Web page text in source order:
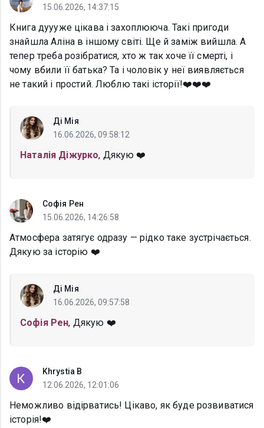
15.06.2026, 14:37:15
Книга дуууже цікава і захоплююча. Такі пригоди
знайшла Аліна в іншому світі. Ще й заміж вийшла. А
тепер треба розібратися, хто ж так хоче її смерті, і
чому вбили її батька? Та і чоловік у неї виявляється
не такий і простий. Люблю такі історії!❤️❤️❤️
Ді Мія
16.06.2026, 09:58:12
Наталія Діжурко, Дякую ❤️
Софія Рен
15.06.2026, 14:26:58
Атмосфера затягує одразу — рідко таке зустрічається.
Дякую за історію ❤️
Ді Мія
16.06.2026, 09:57:58
Софія Рен, Дякую ❤️
Khrystia B
12.06.2026, 12:01:06
Неможливо відірватись! Цікаво, як буде розвиватися
історія!❤️